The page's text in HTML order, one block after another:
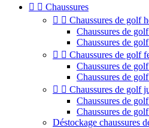
  Chaussures
  Chaussures de golf
Chaussures de
Chaussures de
  Chaussures de golf
Chaussures de
Chaussures de
  Chaussures de golf
Chaussures de
Chaussures de
Déstockage chaussures